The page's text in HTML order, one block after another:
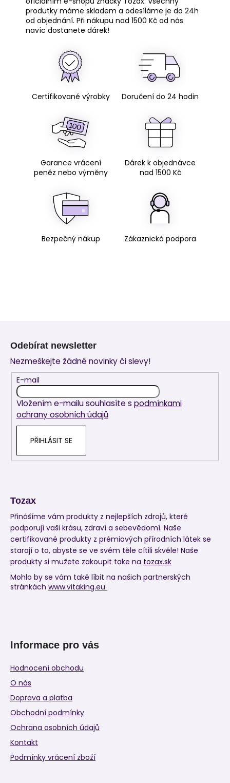
produtky máme skladem a odesíláme je do 24h
od objednání. Při nákupu nad 1500 Kč od nás
navíc dostanete dárek!
Certifikované výrobky
Garance vrácení
peněz nebo výměny
Bezpečný nákup
Doručení do 24 hodin
Dárek k objednávce
nad 1500 Kč
Zákaznická podpora
Odebírat newsletter
Nezmeškejte žádné novinky či slevy!
E-mail
Vložením e-mailu souhlasíte s podmínkami
ochrany osobních údajů
PŘIHLÁSIT SE
Tozax
Přinášíme vám produkty z nejlepších zdrojů, které
podporují vaši krásu, zdraví a sebevědomí. Naše
certifikované produkty z prémiových přírodních látek se
starají o to, abyste se ve svém těle cítili skvěle! Naše
produkty si mužete zakoupit take na tozax.sk
Mohlo by se vám také líbit na našich partnerských
stránkách www.vitaking.eu
Informace pro vás
Hodnocení obchodu
O nás
Doprava a platba
Obchodní podmínky
Ochrana osobních údajů
Kontakt
Podmínky vrácení zboží